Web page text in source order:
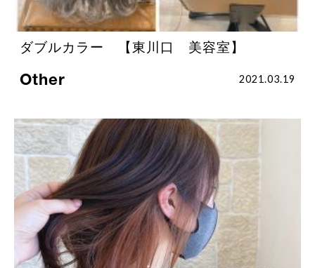
ダブルカラー 【東川口 美容室】
Other 2021.03.19